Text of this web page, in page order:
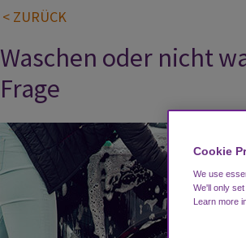
< ZURÜCK
Waschen oder nicht
Frage
Cookie
We use
We'll only
Learn more